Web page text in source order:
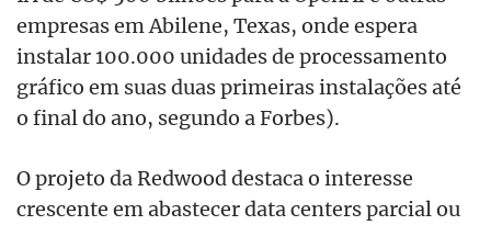
empresas em Abilene, Texas, onde espera
instalar 100.000 unidades de processamento
gráfico em suas duas primeiras instalações até
o final do ano, segundo a Forbes).
O projeto da Redwood destaca o interesse
crescente em abastecer data centers parcial ou